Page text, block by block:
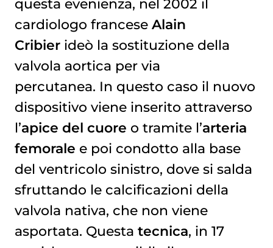
questa evenienza, nel 2002 il
cardiologo francese Alain
Cribierideò la sostituzione della
valvola aortica per via
percutanea. In questo caso il nuovo
dispositivo viene inserito attraverso
l’apice del cuore o tramite l’arteria
femorale e poi condotto alla base
del ventricolo sinistro, dove si salda
sfruttando le calcificazioni della
valvola nativa, che non viene
asportata. Questa tecnica, in 17